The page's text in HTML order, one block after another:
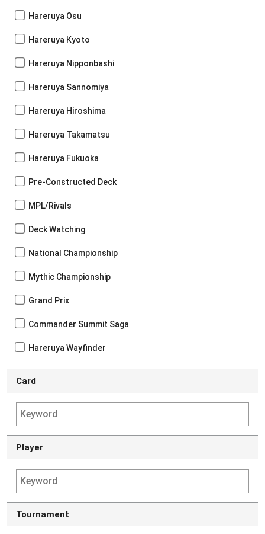
Hareruya Osu
Hareruya Kyoto
Hareruya Nipponbashi
Hareruya Sannomiya
Hareruya Hiroshima
Hareruya Takamatsu
Hareruya Fukuoka
Pre-Constructed Deck
MPL/Rivals
Deck Watching
National Championship
Mythic Championship
Grand Prix
Commander Summit Saga
Hareruya Wayfinder
Card
Player
Tournament